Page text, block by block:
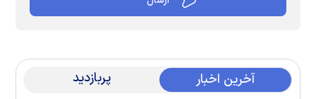
آخرین اخبار پربازدید